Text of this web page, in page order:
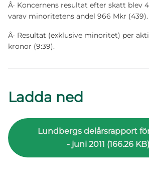
Â· Koncernens resultat efter skatt blev
varav minoritetens andel 966 Mkr (439).
Â· Resultat (exklusive minoritet) per
kronor (9:39).
Ladda ned
Lundbergs delårsrapport
- juni 2011 (166.26 KB)